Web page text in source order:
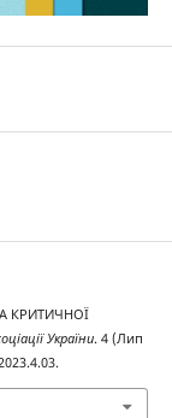
КРИТИЧНОЇ
України. 4 (Лип